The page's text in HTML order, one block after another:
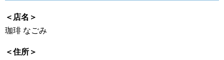
＜店名＞
珈琲 なごみ
＜住所＞